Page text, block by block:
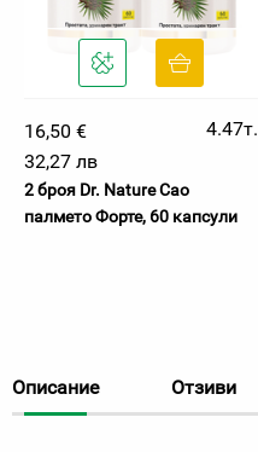
16,50 €
4.47т.
32,27 лв
2 броя Dr. Nature Сао
палмето Форте, 60 капсули
Описание Отзиви